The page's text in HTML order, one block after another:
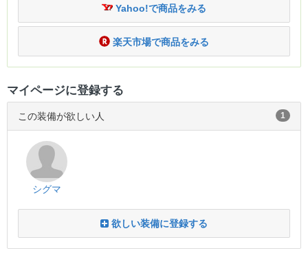
Yahoo!で商品をみる
楽天市場で商品をみる
マイページに登録する
この装備が欲しい人 1
シグマ
欲しい装備に登録する